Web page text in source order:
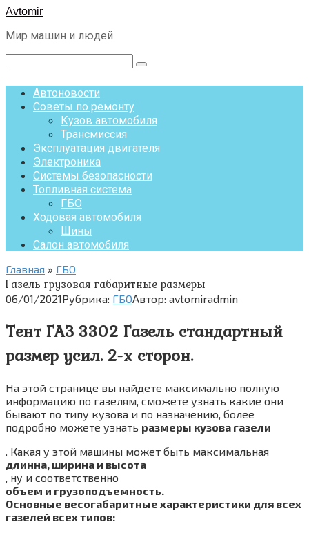
Перейти
контенту
Avtomir
Мир машин и людей
Поиск:
Автоновости
Советы по ремонту
Кузов автомобиля
Трансмиссия
Эксплуатация двигателя
Электроника
Системы безопасности
Топливная система
ГБО
Ходовая автомобиля
Шины
Салон автомобиля
Главная » ГБО
Газель грузовая габаритные размеры
06/01/2021Рубрика: ГБОАвтор: avtomiradmin
Тент ГАЗ 3302 Газель стандартный
размер усил. 2-х сторон.
На этой странице вы найдете максимально полную
информацию по газелям, сможете узнать какие они
бывают по типу кузова и по назначению, более
подробно можете узнать размеры кузова газели
. Какая у этой машины может быть максимальная
длинна, ширина и высота
, ну и соответственно
объем и грузоподъемность.
Основные весогабаритные характеристики для всех
газелей всех типов: